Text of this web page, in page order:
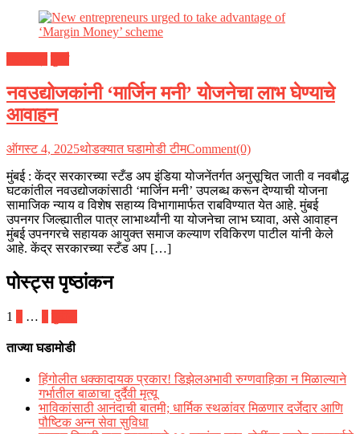
नवउद्योजकांनी ‘मार्जिन मनी’ योजनेचा लाभ घेण्याचे
आवाहन
ऑगस्ट 4, 2025थोडक्यात घडामोडी टीमComment(0)
मुंबई : केंद्र सरकारच्या स्टँड अप इंडिया योजनेंतर्गत अनुसूचित जाती व नवबौद्ध
घटकांतील नवउद्योजकांसाठी ‘मार्जिन मनी’ उपलब्ध करून देण्याची योजना
सामाजिक न्याय व विशेष सहाय्य विभागामार्फत राबविण्यात येत आहे. मुंबई
उपनगर जिल्ह्यातील पात्र लाभार्थ्यांनी या योजनेचा लाभ घ्यावा, असे आवाहन
मुंबई उपनगरचे सहायक आयुक्त समाज कल्याण रविकिरण पाटील यांनी केले
आहे. केंद्र सरकारच्या स्टँड अप […]
पोस्ट्स पृष्ठांकन
1 …
ताज्या घडामोडी
हिंगोलीत धक्कादायक प्रकार! डिझेलअभावी रुग्णवाहिका न मिळाल्याने
गर्भातील बाळाचा दुर्दैवी मृत्यू
भाविकांसाठी आनंदाची बातमी; धार्मिक स्थळांवर मिळणार दर्जेदार आणि
पौष्टिक अन्न सेवा सुविधा